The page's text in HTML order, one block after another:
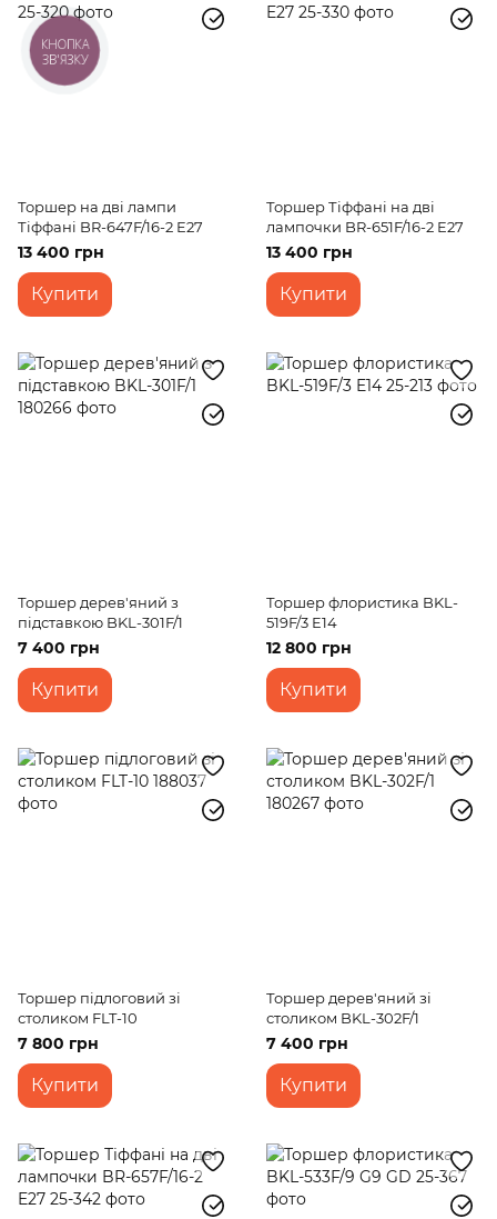
Торшер на дві лампи
Тіффані BR-647F/16-2 E27
13 400 грн
Купити
Торшер Тіффані на дві
лампочки BR-651F/16-2 E27
13 400 грн
Купити
Торшер дерев'яний з
підставкою BKL-301F/1
7 400 грн
Купити
Торшер флористика BKL-
519F/3 E14
12 800 грн
Купити
Торшер підлоговий зі
столиком FLT-10
7 800 грн
Купити
Торшер дерев'яний зі
столиком BKL-302F/1
7 400 грн
Купити
КНОПКА
ЗВ'ЯЗКУ